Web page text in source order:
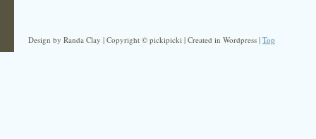
Design by Randa Clay | Copyright © pickipicki | Created in Wordpress | Top